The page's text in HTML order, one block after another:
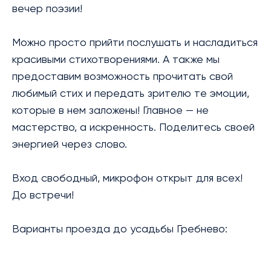
вечер поэзии!
Можно просто прийти послушать и насладиться
красивыми стихотворениями. А также мы
предоставим возможность прочитать свой
любимый стих и передать зрителю те эмоции,
которые в нем заложены! Главное — не
мастерство, а искренность. Поделитесь своей
энергией через слово.
Вход свободный, микрофон открыт для всех!
До встречи!
Варианты проезда до усадьбы Гребнево: